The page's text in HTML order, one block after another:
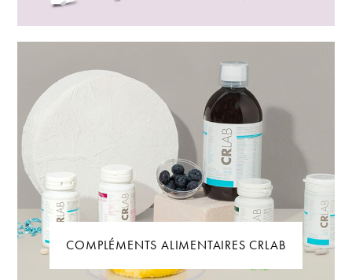
COMPLÉMENTS ALIMENTAIRES CRLAB